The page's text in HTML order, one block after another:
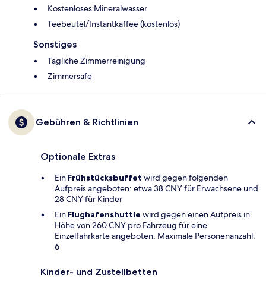
Kostenloses Mineralwasser
Teebeutel/Instantkaffee (kostenlos)
Sonstiges
Tägliche Zimmerreinigung
Zimmersafe
Gebühren & Richtlinien
Optionale Extras
Ein Frühstücksbuffet wird gegen folgenden
Aufpreis angeboten: etwa 38 CNY für Erwachsene und
28 CNY für Kinder
Ein Flughafenshuttle wird gegen einen Aufpreis in
Höhe von 260 CNY pro Fahrzeug für eine
Einzelfahrkarte angeboten. Maximale Personenanzahl:
6
Kinder- und Zustellbetten